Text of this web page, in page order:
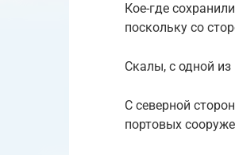
Кое-где
поскольку со
Скалы, с одной
С северной
портовых